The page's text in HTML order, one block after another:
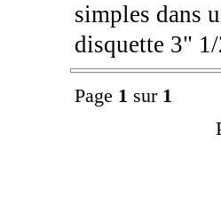
simples dans
disquette 3"
Page 1 sur 1